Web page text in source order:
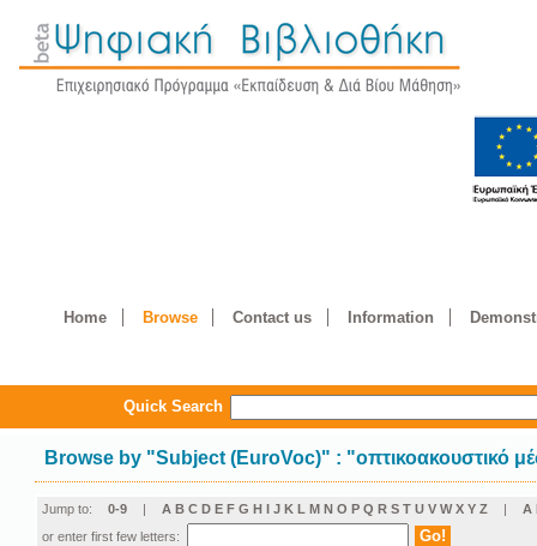
Home Browse Contact us Information
Quick Search
Browse by "Subject (EuroVoc)" : "οπτικοακουστικό
Jump to: 0-9 | A B C D E F G H I J K L M N O P Q R S T U V W X Y Z | Α
or enter first few letters: